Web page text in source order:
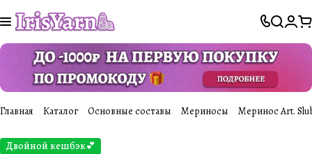
Главная Каталог Основные составы Мериносы Меринос Art.
Двойной кешбэк💕